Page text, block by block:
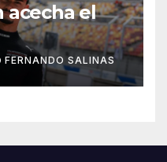
acecha el
FERNANDO SALINAS